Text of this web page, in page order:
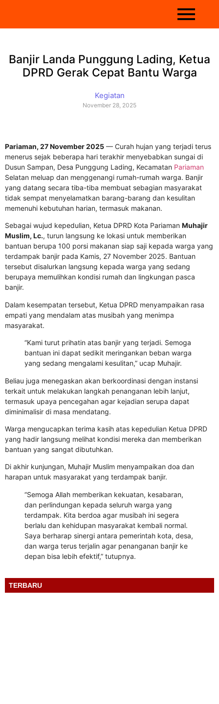
Banjir Landa Punggung Lading, Ketua
DPRD Gerak Cepat Bantu Warga
Kegiatan
November 28, 2025
Pariaman, 27 November 2025 — Curah hujan yang terjadi terus
menerus sejak beberapa hari terakhir menyebabkan sungai di
Dusun Sampan, Desa Punggung Lading, Kecamatan Pariaman
Selatan meluap dan menggenangi rumah-rumah warga. Banjir
yang datang secara tiba-tiba membuat sebagian masyarakat
tidak sempat menyelamatkan barang-barang dan kesulitan
memenuhi kebutuhan harian, termasuk makanan.
Sebagai wujud kepedulian, Ketua DPRD Kota Pariaman Muhajir
Muslim, Lc., turun langsung ke lokasi untuk memberikan
bantuan berupa 100 porsi makanan siap saji kepada warga yang
terdampak banjir pada Kamis, 27 November 2025. Bantuan
tersebut disalurkan langsung kepada warga yang sedang
berupaya memulihkan kondisi rumah dan lingkungan pasca
banjir.
Dalam kesempatan tersebut, Ketua DPRD menyampaikan rasa
empati yang mendalam atas musibah yang menimpa
masyarakat.
“Kami turut prihatin atas banjir yang terjadi. Semoga
bantuan ini dapat sedikit meringankan beban warga
yang sedang mengalami kesulitan,” ucap Muhajir.
Beliau juga menegaskan akan berkoordinasi dengan instansi
terkait untuk melakukan langkah penanganan lebih lanjut,
termasuk upaya pencegahan agar kejadian serupa dapat
diminimalisir di masa mendatang.
Warga mengucapkan terima kasih atas kepedulian Ketua DPRD
yang hadir langsung melihat kondisi mereka dan memberikan
bantuan yang sangat dibutuhkan.
Di akhir kunjungan, Muhajir Muslim menyampaikan doa dan
harapan untuk masyarakat yang terdampak banjir.
“Semoga Allah memberikan kekuatan, kesabaran,
dan perlindungan kepada seluruh warga yang
terdampak. Kita berdoa agar musibah ini segera
berlalu dan kehidupan masyarakat kembali normal.
Saya berharap sinergi antara pemerintah kota, desa,
dan warga terus terjalin agar penanganan banjir ke
depan bisa lebih efektif,” tutupnya.
TERBARU